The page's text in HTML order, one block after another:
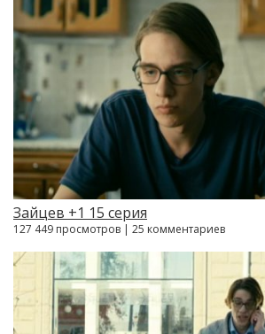
Зайцев +1 15 серия
127 449 просмотров | 25 комментариев